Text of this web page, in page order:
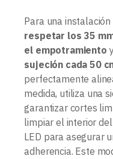
Para una
respetar los 35
el empotramiento
sujeción cada 50
perfectamente
medida, utiliza una
garantizar cortes
limpiar el interior
LED para asegurar
adherencia. Este